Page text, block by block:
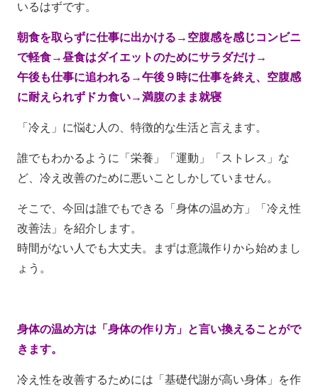
いるはずです。
朝食を取らずに仕事に出かける→空腹感を感じコンビニ
で軽食→昼食はダイエットのためにサラダだけ→
午後も仕事に追われる →午後９時に仕事を終え、空腹感
に耐えられずドカ食い→満腹のまま就寝
「冷え」に悩む人の、特徴的な生活と言えます。
誰でもわかるように「栄養」「運動」「ストレス」な
ど、冷え改善のために悪いことしかしていません。
そこで、今回は誰でもできる「身体の温め方」「冷え性
改善法」を紹介します。
時間がない人でも大丈夫。まずは意識作りから始めまし
ょう。
身体の温め方は「身体の作り方」と言い換えることがで
きます。
冷え性を改善するためには「基礎代謝が高い身体」を作